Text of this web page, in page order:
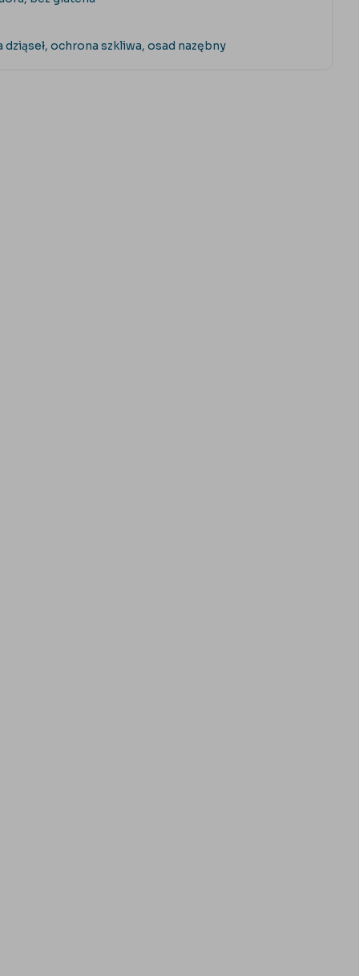
ochrona szkliwa, osad nazębny